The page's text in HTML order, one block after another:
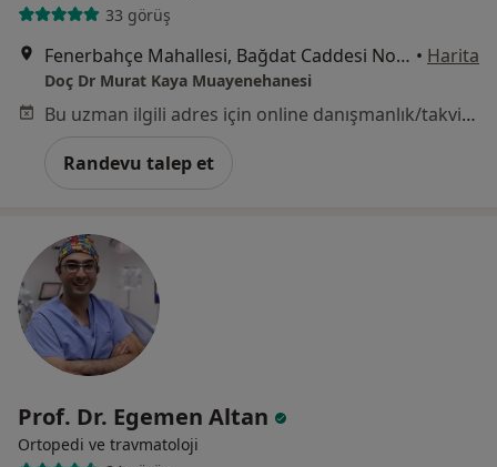
33 görüş
Fenerbahçe Mahallesi, Bağdat Caddesi No:104, İstanbul • Harita
Doç Dr Murat Kaya Muayenehanesi
Bu uzman ilgili adres için online danışmanlık/takvim sunmuyor.
Randevu talep et
Prof. Dr. Egemen Altan
Ortopedi ve travmatoloji